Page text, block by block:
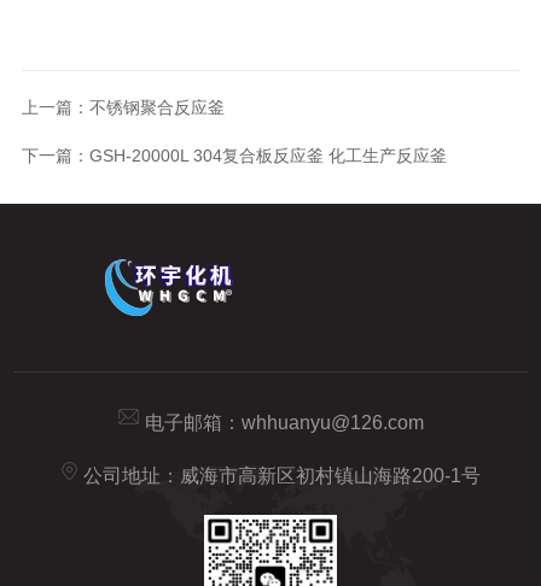
上一篇： 不锈钢聚合反应釜
下一篇： GSH-20000L 304复合板反应釜 化工生产反应釜
电子邮箱： whhuanyu@126.com
公司地址：威海市高新区初村镇山海路200-1号